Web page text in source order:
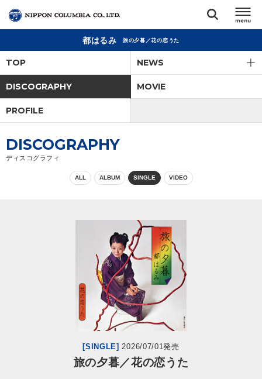
閉じる
アーティスト
ジャンル
都はるみ 旅の夕暮／花の恋うた
TOP NEWS
DISCOGRAPHY MOVIE
PROFILE
DISCOGRAPHY
ディスコグラフィ
ALL ALBUM SINGLE VIDEO
[SINGLE] 2026/07/01発売
旅の夕暮／花の恋うた